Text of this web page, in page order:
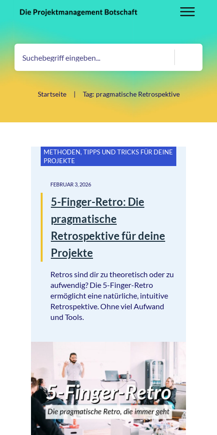
Startseite | Tag: pragmatische Retrospektive
METHODEN, TIPPS UND TRICKS FÜR DEINE
PROJEKTE
FEBRUAR 3, 2026
5-Finger-Retro: Die
pragmatische
Retrospektive für deine
Projekte
Retros sind dir zu theoretisch oder zu
aufwendig? Die 5-Finger-Retro
ermöglicht eine natürliche, intuitive
Retrospektive. Ohne viel Aufwand
und Tools.